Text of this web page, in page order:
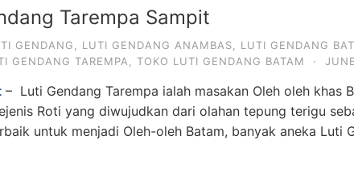
Tarempa Sampit
GENDANG LUTI GENDANG ANAMBAS
LUTI GENDANG
GENDANG TAREMPA TOKO LUTI GENDANG BATAM ·
– Luti Gendang Tarempa ialah masakan Oleh oleh khas
Roti yang diwujudkan dari olahan tepung terigu
untuk menjadi Oleh-oleh Batam, banyak aneka Luti